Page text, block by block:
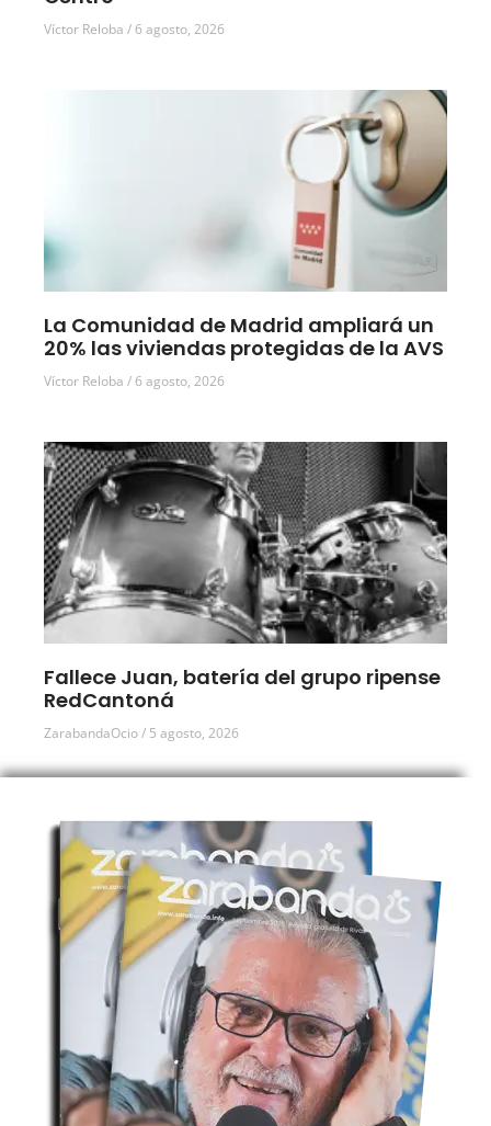
Víctor Reloba 6 agosto, 2026
La Comunidad de Madrid ampliará un
20% las viviendas protegidas de la AVS
Víctor Reloba 6 agosto, 2026
Fallece Juan, batería del grupo ripense
RedCantoná
ZarabandaOcio 5 agosto, 2026